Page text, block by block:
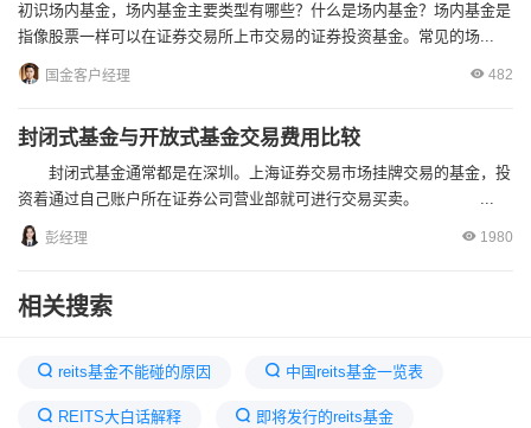
初识场内基金，场内基金主要类型有哪些？什么是场内基金？场内基金是
指像股票一样可以在证券交易所上市交易的证券投资基金。常见的场...
国金客户经理 482
封闭式基金与开放式基金交易费用比较
封闭式基金通常都是在深圳。上海证券交易市场挂牌交易的基金，投
资着通过自己账户所在证券公司营业部就可进行交易买卖。 ...
彭经理 1980
相关搜索
reits基金不能碰的原因 中国reits基金一览表
REITS大白话解释 即将发行的reits基金